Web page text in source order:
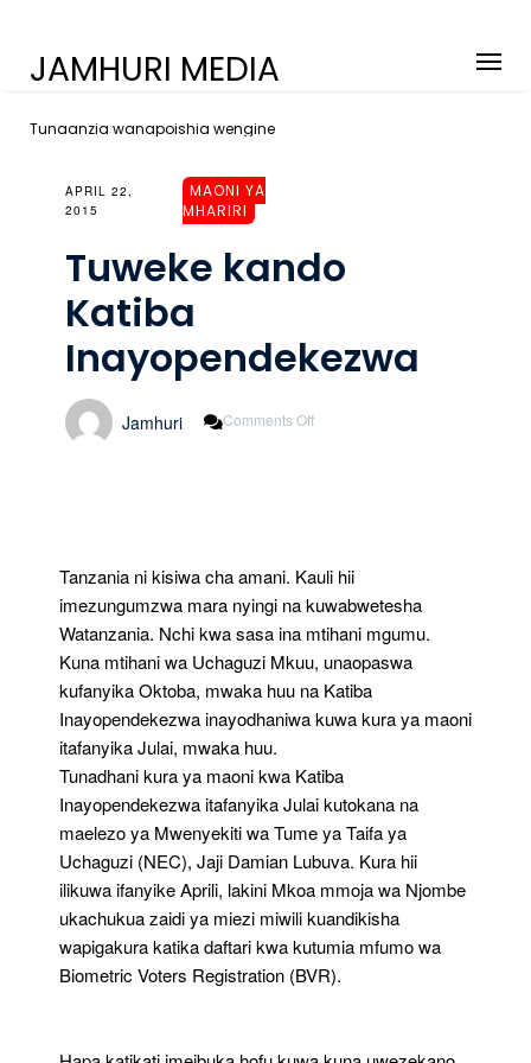
JAMHURI MEDIA
Tunaanzia wanapoishia wengine
APRIL 22,
2015
MAONI YA
MHARIRI
Tuweke kando
Katiba
Inayopendekezwa
Jamhuri Comments Off
Tanzania ni kisiwa cha amani. Kauli hii
imezungumzwa mara nyingi na kuwabwetesha
Watanzania. Nchi kwa sasa ina mtihani mgumu.
Kuna mtihani wa Uchaguzi Mkuu, unaopaswa
kufanyika Oktoba, mwaka huu na Katiba
Inayopendekezwa inayodhaniwa kuwa kura ya maoni
itafanyika Julai, mwaka huu.
Tunadhani kura ya maoni kwa Katiba
Inayopendekezwa itafanyika Julai kutokana na
maelezo ya Mwenyekiti wa Tume ya Taifa ya
Uchaguzi (NEC), Jaji Damian Lubuva. Kura hii
ilikuwa ifanyike Aprili, lakini Mkoa mmoja wa Njombe
ukachukua zaidi ya miezi miwili kuandikisha
wapigakura katika daftari kwa kutumia mfumo wa
Biometric Voters Registration (BVR).